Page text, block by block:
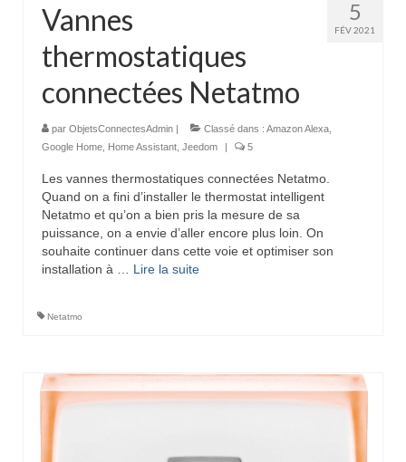
5
FÉV 2021
Vannes
thermostatiques
connectées Netatmo
par ObjetsConnectesAdmin | Classé dans : Amazon Alexa
Google Home Home Assistant Jeedom | 5
Les vannes thermostatiques connectées Netatmo.
Quand on a fini d’installer le thermostat intelligent
Netatmo et qu’on a bien pris la mesure de sa
puissance, on a envie d’aller encore plus loin. On
souhaite continuer dans cette voie et optimiser son
installation à … Lire la suite­­
Netatmo